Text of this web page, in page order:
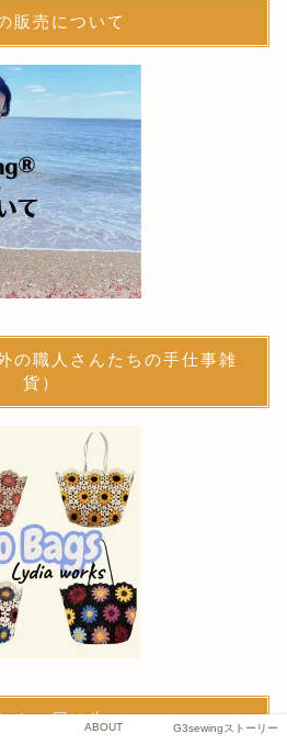
販売について
の職人さんたちの手仕事雑
貨）
さの届け先
ABOUT G3sewingストーリー